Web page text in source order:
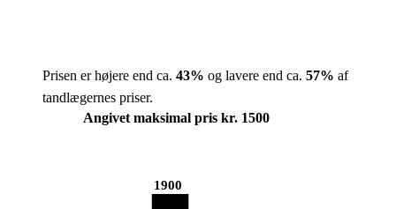
Prisen er højere end ca. 43% og lavere end ca. 57% af
tandlægernes priser.
Angivet maksimal pris kr. 1500
1900